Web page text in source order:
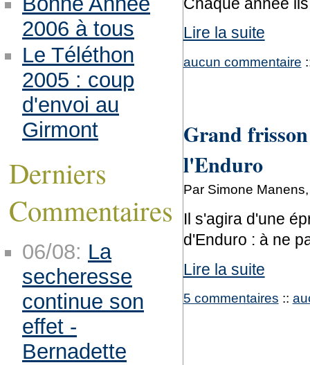
Lire la suite
aucun commentaire
Grand
l'Enduro
Par Simone
Il s'agira d'une
d'Enduro : à ne
Lire la suite
5 commentaires ::
2006 à tous
Le Téléthon
2005 : coup
d'envoi au
Girmont
Derniers
Commentaires
06/08: La
secheresse
continue son
effet -
Bernadette